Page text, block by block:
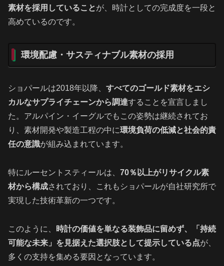
素材を採用していることが、時計としての完成度を一段と
高めているのです。
環境配慮・サスティナブル素材の採用
ショパールは2018年以降、 すべてのゴールド素材をエシ
カルなサプライチェーンから調達することを宣言しまし
た。アルパイン・イーグルでもこの姿勢は継続されてお
り、素材開発や製造工程の中に環境負荷の低減と社会的責
任の意識が組み込まれています。
特にルーセントスティールは、 70％以上がリサイクル素
材から構成されており、これもショパールが自社研究所で
実現した技術革新の一つです。
このように、
時計の価値を単なる装飾品に留めず、「持続
可能な未来」を見据えた選択肢として提示している点が、
多くの支持を集める要因となっています。